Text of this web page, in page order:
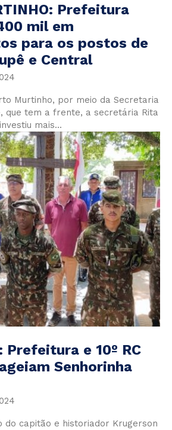
Prefeitura
mil em
para os postos de
e Central
Murtinho, por meio da Secretaria
que tem a frente, a secretária Rita
mais...
Prefeitura e 10º RC
Senhorinha
do capitão e historiador Krugerson